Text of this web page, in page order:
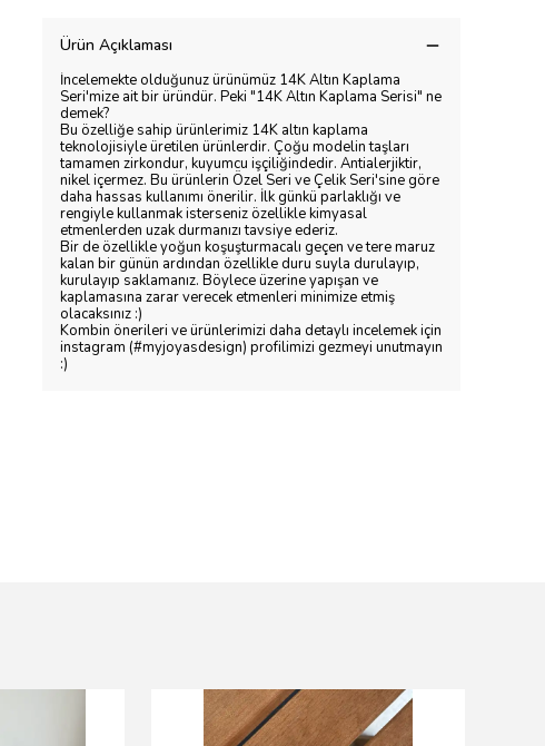
Ürün Açıklaması
İncelemekte olduğunuz ürünümüz 14K Altın Kaplama
Seri'mize ait bir üründür. Peki "14K Altın Kaplama Serisi" ne
demek?
Bu özelliğe sahip ürünlerimiz 14K altın kaplama
teknolojisiyle üretilen ürünlerdir. Çoğu modelin taşları
tamamen zirkondur, kuyumcu işçiliğindedir. Antialerjiktir,
nikel içermez. Bu ürünlerin Özel Seri ve Çelik Seri'sine göre
daha hassas kullanımı önerilir. İlk günkü parlaklığı ve
rengiyle kullanmak isterseniz özellikle kimyasal
etmenlerden uzak durmanızı tavsiye ederiz.
Bir de özellikle yoğun koşuşturmacalı geçen ve tere maruz
kalan bir günün ardından özellikle duru suyla durulayıp,
kurulayıp saklamanız. Böylece üzerine yapışan ve
kaplamasına zarar verecek etmenleri minimize etmiş
olacaksınız :)
Kombin önerileri ve ürünlerimizi daha detaylı incelemek için
instagram (#myjoyasdesign) profilimizi gezmeyi unutmayın
:)